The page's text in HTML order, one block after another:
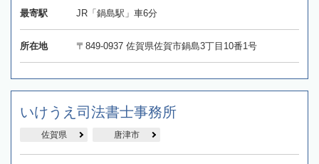
最寄駅 JR「鍋島駅」車6分
所在地 〒849-0937 佐賀県佐賀市鍋島3丁目10番1号
いけうえ司法書士事務所
佐賀県 唐津市